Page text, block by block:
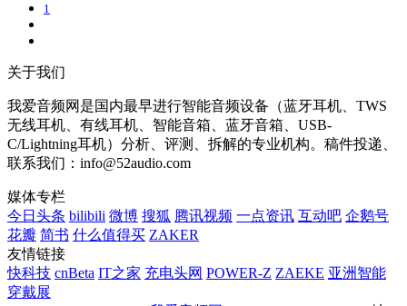
1
关于我们
我爱音频网是国内最早进行智能音频设备（蓝牙耳机、TWS
无线耳机、有线耳机、智能音箱、蓝牙音箱、USB-
C/Lightning耳机）分析、评测、拆解的专业机构。稿件投递、
联系我们：info@52audio.com
媒体专栏
今日头条 bilibili 微博 搜狐 腾讯视频 一点资讯 互动吧 企鹅号
花瓣 简书 什么值得买 ZAKER
友情链接
快科技 cnBeta IT之家 充电头网 POWER-Z ZAEKE 亚洲智能
穿戴展